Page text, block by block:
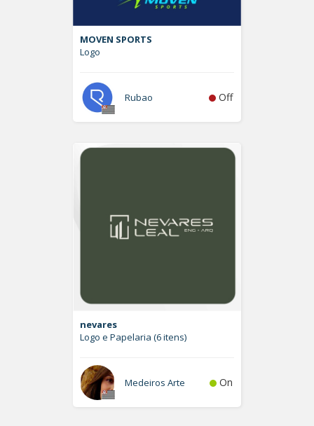
MOVEN SPORTS
Logo
Rubao Off
nevares
Logo e Papelaria (6 itens)
Medeiros Arte On